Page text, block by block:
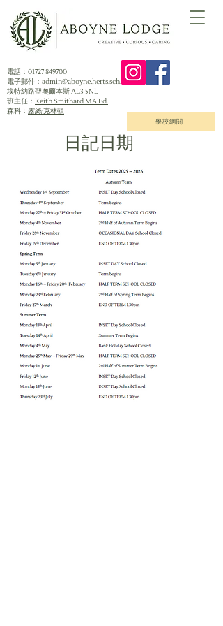
電話： 01727 849700
電子郵件： admin@aboyne.herts.sch.uk
埃特納路聖奧爾本斯 AL3 5NL
班主任： Keith Smithard MA Ed.
森科： 露絲·克林頓
學校網關
日記日期